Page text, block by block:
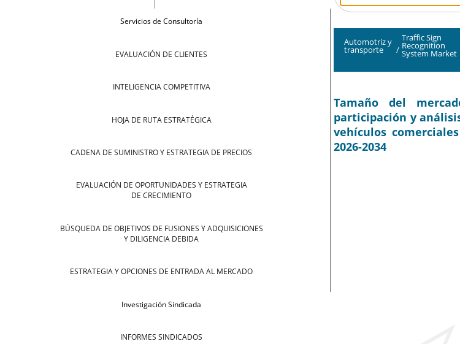
Servicios de Consultoría
EVALUACIÓN DE CLIENTES
INTELIGENCIA COMPETITIVA
HOJA DE RUTA ESTRATÉGICA
CADENA DE SUMINISTRO Y ESTRATEGIA DE PRECIOS
EVALUACIÓN DE OPORTUNIDADES Y ESTRATEGIA
DE CRECIMIENTO
BÚSQUEDA DE OBJETIVOS DE FUSIONES Y ADQUISICIONES
Y DILIGENCIA DEBIDA
ESTRATEGIA Y OPCIONES DE ENTRADA AL MERCADO
Investigación Sindicada
INFORMES SINDICADOS
Automotriz y
transporte /
Traffic Sign
Recognition
System Market
Tamaño del
participación y
vehículos
2026-2034